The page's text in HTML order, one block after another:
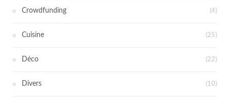
Crowdfunding (4)
Cuisine (25)
Déco (22)
Divers (10)